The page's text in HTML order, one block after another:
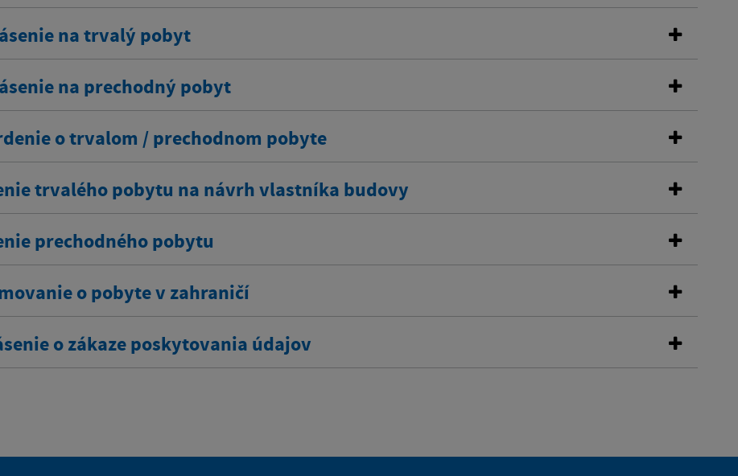
na trvalý pobyt
na prechodný pobyt
o trvalom / prechodnom pobyte
trvalého pobytu na návrh vlastníka budovy
prechodného pobytu
o pobyte v zahraničí
o zákaze poskytovania údajov